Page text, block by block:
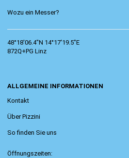
Wozu ein Messer?
48°18'06.4"N 14°17'19.5"E
872Q+PG Linz
ALLGEMEINE INFORMATIONEN
Kontakt
Über Pizzini
So finden Sie uns
Öffnungszeiten: